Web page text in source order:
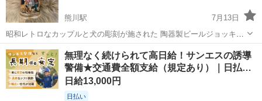
熊川駅
7月13日
昭和レトロなカップルと犬の彫刻が施された 陶器製ビールジョッキ。
日本製 - デザイン: 色彩豊かな陶器製のビールジョッキ、 男女のカッ
プルと犬の彫刻が施さ...
東京 福生市 熊川駅 その他 ビールジョッキ
無理なく続けられて高日給！サンエスの誘導
警備★交通費全額支給（規定あり）｜日払…
日給13,000円
日払い